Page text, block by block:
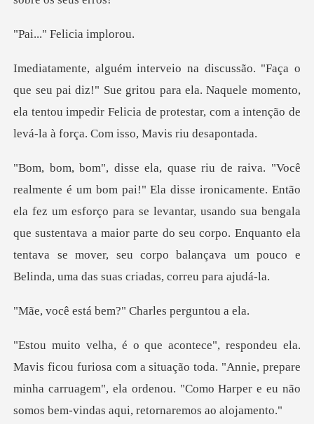
Felicia i
ue gritou para ela. Naquele momento,
ela tentou impedir Felicia de protes
o
ela fez um esforço para se levantar, usando sua bengala
que sustentava a maior parte do seu corpo. Enquan
bem?" Charles
sa com a situação toda. "Annie, prepare
minha carruagem", ela ordenou.